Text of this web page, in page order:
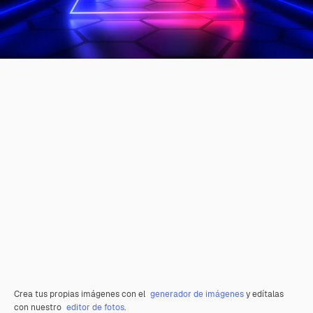
Crea tus propias imágenes con el generador de imágenesy edítalas
con nuestro editor de fotos.